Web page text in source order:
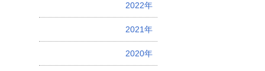
2022年
2021年
2020年